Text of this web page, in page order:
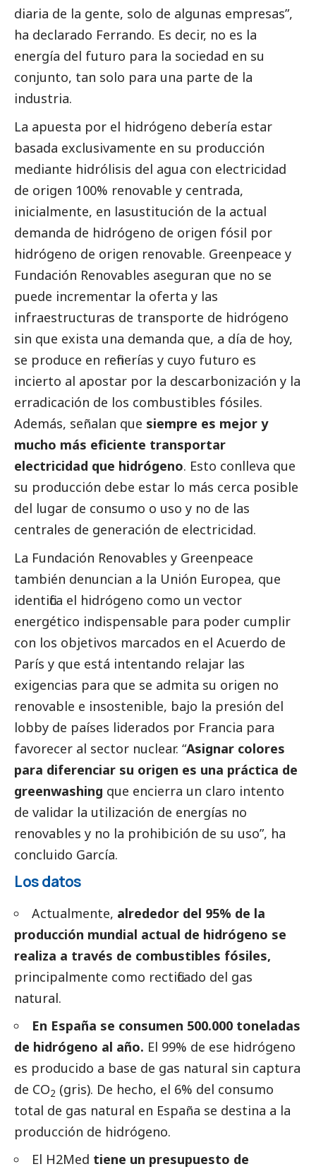
diaria de la gente, solo de algunas empresas”,
ha declarado Ferrando. Es decir, no es la
energía del futuro para la sociedad en su
conjunto, tan solo para una parte de la
industria.
La apuesta por el hidrógeno debería estar
basada exclusivamente en su producción
mediante hidrólisis del agua con electricidad
de origen 100% renovable y centrada,
inicialmente, en lasustitución de la actual
demanda de hidrógeno de origen fósil por
hidrógeno de origen renovable. Greenpeace y
Fundación Renovables aseguran que no se
puede incrementar la oferta y las
infraestructuras de transporte de hidrógeno
sin que exista una demanda que, a día de hoy,
se produce en refinerías y cuyo futuro es
incierto al apostar por la descarbonización y la
erradicación de los combustibles fósiles.
Además, señalan que siempre es mejor y
mucho más eficiente transportar
electricidad que hidrógeno. Esto conlleva que
su producción debe estar lo más cerca posible
del lugar de consumo o uso y no de las
centrales de generación de electricidad.
La Fundación Renovables y Greenpeace
también denuncian a la Unión Europea, que
identifica el hidrógeno como un vector
energético indispensable para poder cumplir
con los objetivos marcados en el Acuerdo de
París y que está intentando relajar las
exigencias para que se admita su origen no
renovable e insostenible, bajo la presión del
lobby de países liderados por Francia para
favorecer al sector nuclear. “Asignar colores
para diferenciar su origen es una práctica de
greenwashing que encierra un claro intento
de validar la utilización de energías no
renovables y no la prohibición de su uso”, ha
concluido García.
Los datos
Actualmente, alrededor del 95% de la
producción mundial actual de hidrógeno se
realiza a través de combustibles fósiles,
principalmente como rectificado del gas
natural.
En España se consumen 500.000 toneladas
de hidrógeno al año. El 99% de ese hidrógeno
es producido a base de gas natural sin captura
de CO2 (gris). De hecho, el 6% del consumo
total de gas natural en España se destina a la
producción de hidrógeno.
El H2Med tiene un presupuesto de